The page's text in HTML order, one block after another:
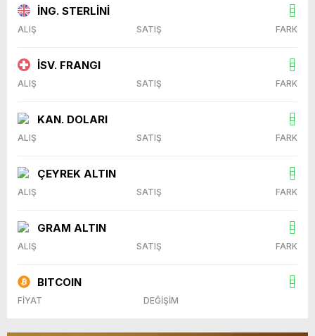
İNG. STERLİNİ
ALIŞ SATIŞ FARK
İSV. FRANGI
ALIŞ SATIŞ FARK
KAN. DOLARI
ALIŞ SATIŞ FARK
ÇEYREK ALTIN
ALIŞ SATIŞ FARK
GRAM ALTIN
ALIŞ SATIŞ FARK
BITCOIN
FİYAT DEĞİŞİM